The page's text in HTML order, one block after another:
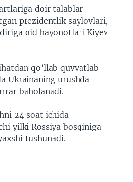
doir talablar
prezidentlik saylovlari,
oid bayonotlari Kiyev
qo’llab quvvatlab
Ukrainaning urushda
baholanadi.
24 soat ichida
yilki Rossiya bosqiniga
tushunadi.